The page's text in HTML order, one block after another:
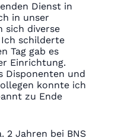
Dienst in
in unser
sich diverse
Ich schilderte
Tag gab es
Einrichtung.
Disponenten und
konnte ich
zu Ende
2 Jahren bei BNS